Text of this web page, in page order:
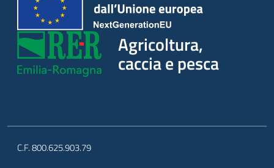
Agricoltura,
caccia e pesca
C.F. 800.625.903.79